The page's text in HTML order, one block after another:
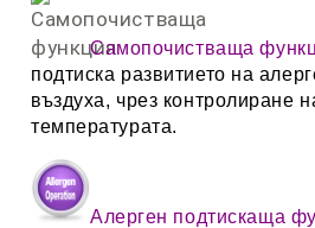
Самопочистваща
подтиска развитието на
въздуха, чрез контролиране
температурата.
Алерген подтискаща